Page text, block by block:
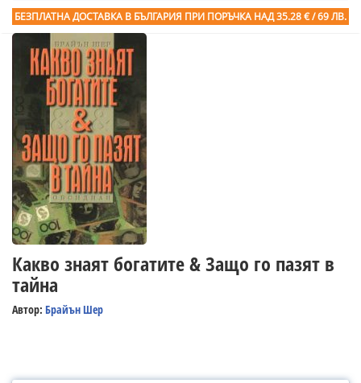
БЕЗПЛАТНА ДОСТАВКА В БЪЛГАРИЯ ПРИ ПОРЪЧКА НАД 35.28 € / 69 ЛВ.
Какво знаят богатите & Защо го пазят в
тайна
Автор: Брайън Шер